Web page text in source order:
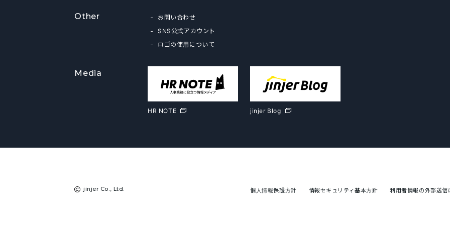
Other
お問い合わせ
SNS公式アカウント
ロゴの使用について
Media
HR NOTE jinjer Blog
jinjer Co., Ltd. 個人情報保護方針 情報セキュリティ基本方針 利用者情報の外部送信